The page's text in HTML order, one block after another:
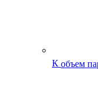
К объем